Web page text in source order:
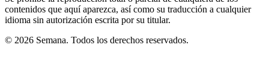
contenidos que aquí aparezca, así como su traducción a cualquier
idioma sin autorización escrita por su titular.
© 2026 Semana. Todos los derechos reservados.